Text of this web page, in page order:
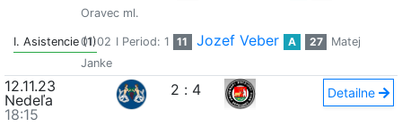
Oravec ml.
I. Asistencie (1)01:02 I Period: 1 11 Jozef Veber A 27
Matej
Janke
12.11.23
Nedeľa
18:15
2 : 4 Detailne